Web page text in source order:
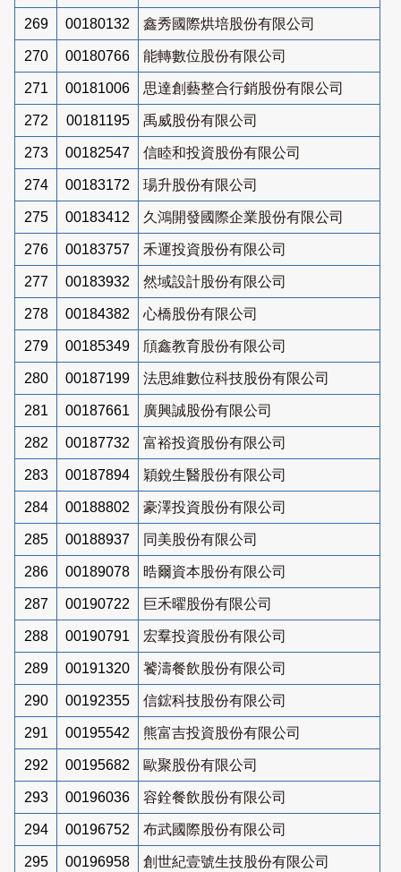
269 00180132 鑫秀國際烘培股份有限公司
270 00180766 能轉數位股份有限公司
271 00181006 思達創藝整合行銷股份有限公司
272 00181195 禹威股份有限公司
273 00182547 信睦和投資股份有限公司
274 00183172 瑒升股份有限公司
275 00183412 久鴻開發國際企業股份有限公司
276 00183757 禾運投資股份有限公司
277 00183932 然域設計股份有限公司
278 00184382 心橋股份有限公司
279 00185349 頎鑫教育股份有限公司
280 00187199 法思維數位科技股份有限公司
281 00187661 廣興誠股份有限公司
282 00187732 富裕投資股份有限公司
283 00187894 穎銳生醫股份有限公司
284 00188802 豪澤投資股份有限公司
285 00188937 同美股份有限公司
286 00189078 晧爾資本股份有限公司
287 00190722 巨禾曜股份有限公司
288 00190791 宏羣投資股份有限公司
289 00191320 饕濤餐飲股份有限公司
290 00192355 信鋐科技股份有限公司
291 00195542 熊富吉投資股份有限公司
292 00195682 歐聚股份有限公司
293 00196036 容銓餐飲股份有限公司
294 00196752 布武國際股份有限公司
295 00196958 創世紀壹號生技股份有限公司